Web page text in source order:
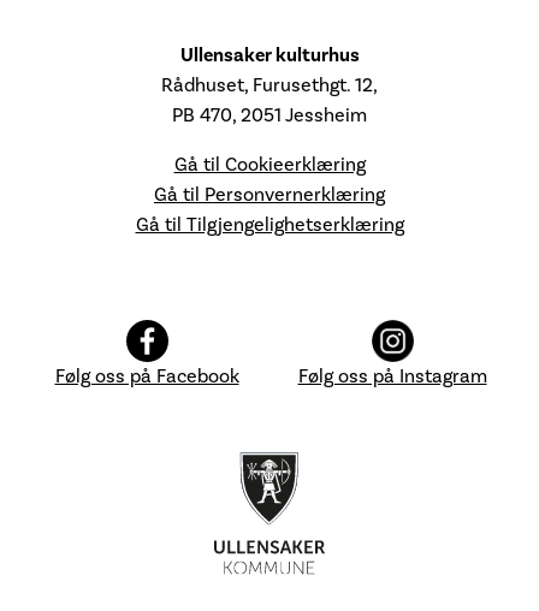
Ullensaker kulturhus
Rådhuset, Furusethgt. 12,
PB 470, 2051 Jessheim
Gå til Cookieerklæring
Gå til Personvernerklæring
Gå til Tilgjengelighetserklæring
Følg oss på Facebook Følg oss på Instagram